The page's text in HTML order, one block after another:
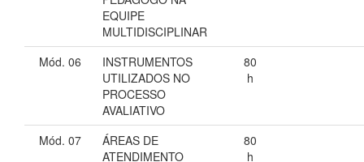
EQUIPE
MULTIDISCIPLINAR
Mód. 06
INSTRUMENTOS
UTILIZADOS NO
PROCESSO
AVALIATIVO
80
h
Mód. 07
ÁREAS DE
ATENDIMENTO
80
h